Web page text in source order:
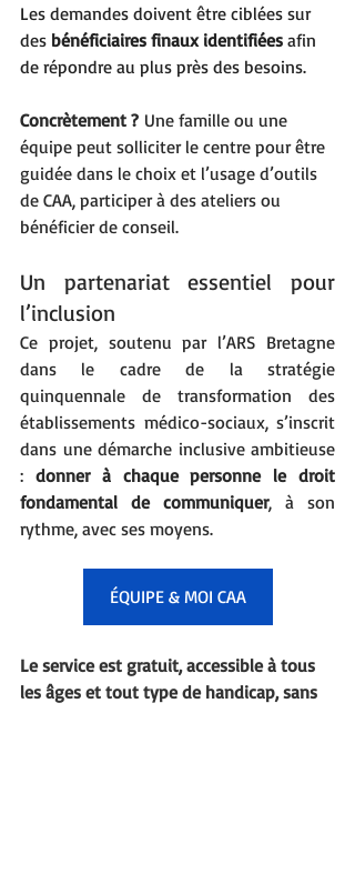
Les demandes doivent être ciblées sur
des bénéficiaires finaux identifiées afin
de répondre au plus près des besoins.
Concrètement ? Une famille ou une
équipe peut solliciter le centre pour être
guidée dans le choix et l’usage d’outils
de CAA, participer à des ateliers ou
bénéficier de conseil.
Un partenariat essentiel pour
l’inclusion
Ce projet, soutenu par l’ARS Bretagne
dans le cadre de la stratégie
quinquennale de transformation des
établissements médico-sociaux, s’inscrit
dans une démarche inclusive ambitieuse
: donner à chaque personne le droit
fondamental de communiquer, à son
rythme, avec ses moyens.
ÉQUIPE & MOI CAA
Le service est gratuit, accessible à tous
les âges et tout type de handicap, sans